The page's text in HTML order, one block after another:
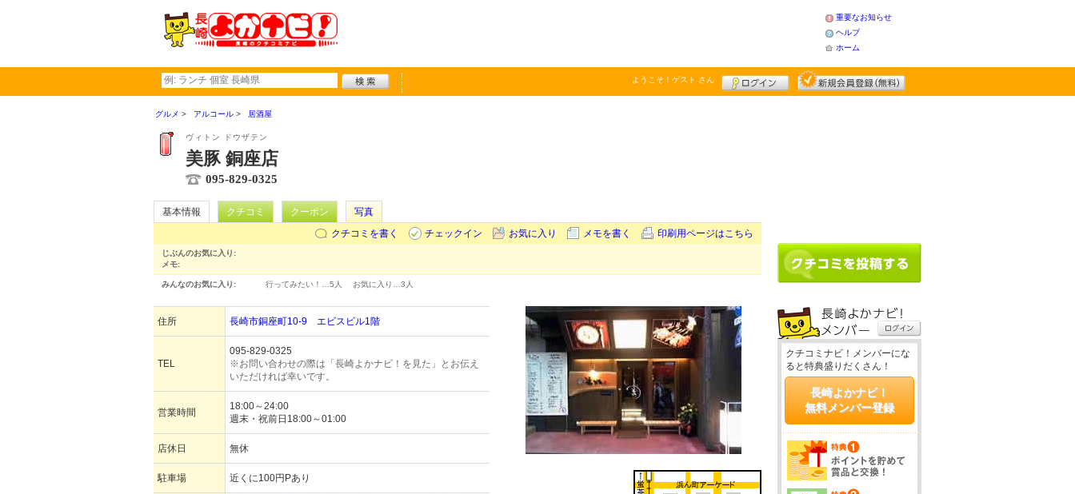
重要なお知らせ
ヘルプ
ホーム
ようこそ！ ゲスト さん
グルメ アルコール 居酒屋
ヴィトン ドウザテン
美豚 銅座店
095-829-0325
基本情報 クチコミ クーポン
写真
クチコミを書く
チェックイン お気に入り メモを書く 印刷用ページはこちら
じぶんのお気に入り:
メモ:
みんなのお気に入り: 行ってみたい！… 5人 お気に入り… 3人
住所 長崎市銅座町10-9 エビスビル1階
TEL
095-829-0325
※お問い合わせの際は「長崎よかナビ！を見た」とお伝え
いただければ幸いです。
営業時間
18:00～24:00
週末・祝前日18:00～01:00
店休日 無休
駐車場 近くに100円Pあり
クチコミナビ！メンバーにな
ると特典盛りだくさん！
長崎よかナビ！
無料メンバー登録